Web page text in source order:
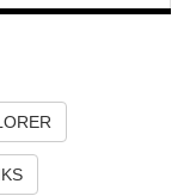
TURBO -
TURBO -